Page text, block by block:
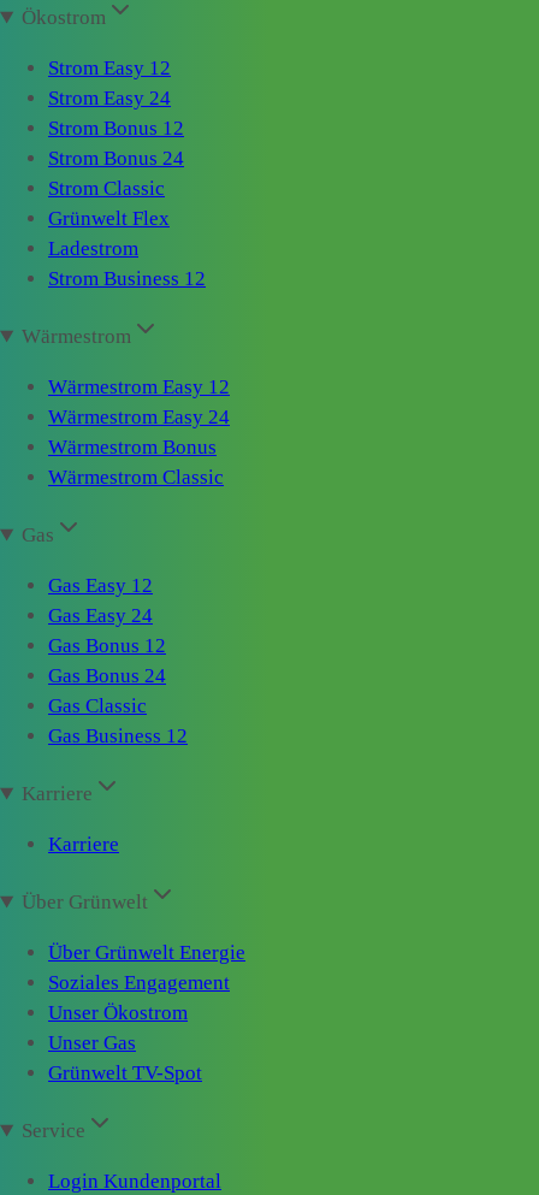
Ökostrom
Strom Easy 12
Strom Easy 24
Strom Bonus 12
Strom Bonus 24
Strom Classic
Grünwelt Flex
Ladestrom
Strom Business 12
Wärmestrom
Wärmestrom Easy 12
Wärmestrom Easy 24
Wärmestrom Bonus
Wärmestrom Classic
Gas
Gas Easy 12
Gas Easy 24
Gas Bonus 12
Gas Bonus 24
Gas Classic
Gas Business 12
Karriere
Karriere
Über Grünwelt
Über Grünwelt Energie
Soziales Engagement
Unser Ökostrom
Unser Gas
Grünwelt TV-Spot
Service
Login Kundenportal